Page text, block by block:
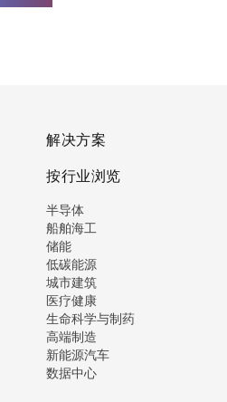
解决方案
按行业浏览
半导体
船舶海工
储能
低碳能源
城市建筑
医疗健康
生命科学与制药
高端制造
新能源汽车
数据中心